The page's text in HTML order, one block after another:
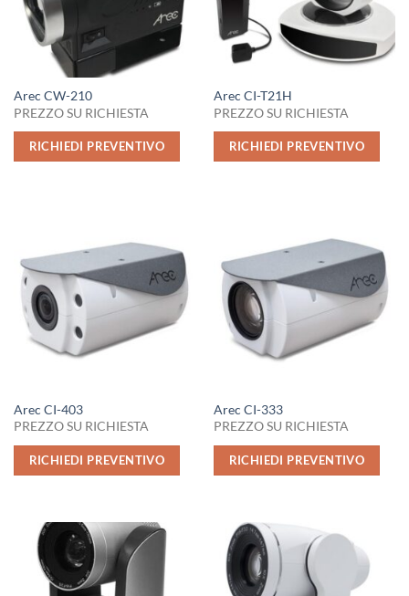
Arec CW-210
PREZZO SU RICHIESTA
RICHIEDI PREVENTIVO
Arec CI-T21H
PREZZO SU RICHIESTA
RICHIEDI PREVENTIVO
Arec CI-403
PREZZO SU RICHIESTA
RICHIEDI PREVENTIVO
Arec CI-333
PREZZO SU RICHIESTA
RICHIEDI PREVENTIVO